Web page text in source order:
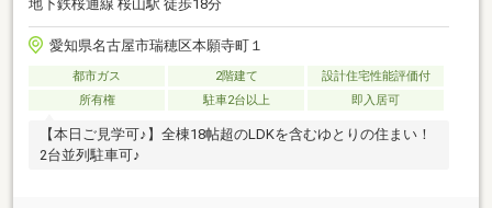
地下鉄桜通線 桜山駅 徒歩18分
愛知県名古屋市瑞穂区本願寺町１
都市ガス 2階建て
設計住宅性能評価付
所有権
駐車2台以上 即入居可
【本日ご見学可♪】全棟18帖超のLDKを含むゆとりの住まい！
2台並列駐車可♪